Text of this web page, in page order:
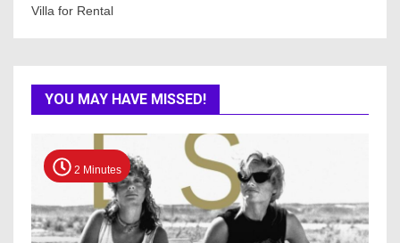
Villa for Rental
YOU MAY HAVE MISSED!
2 Minutes